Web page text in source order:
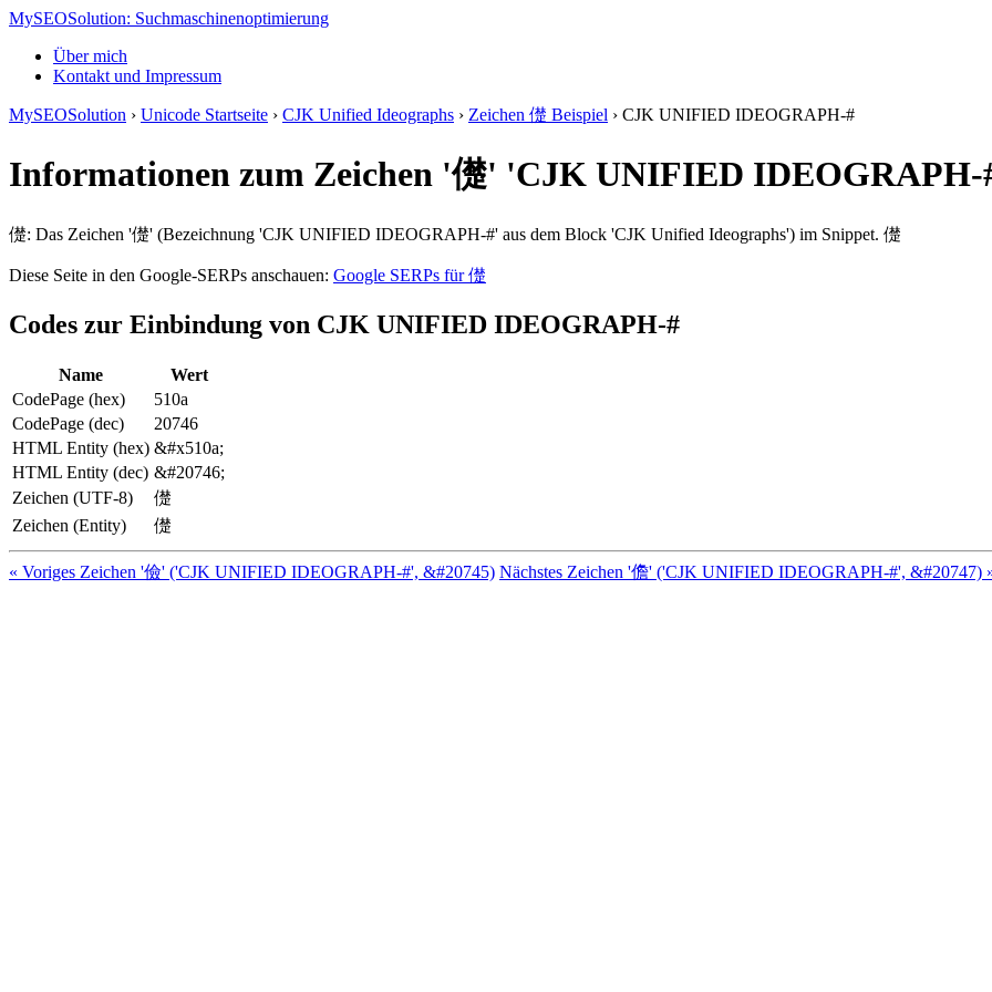
MySEOSolution: Suchmaschinenoptimierung
Über mich
Kontakt und Impressum
MySEOSolution › Unicode Startseite › CJK Unified Ideographs › Zeichen 儊 Beispiel › CJK UNIFIED IDEOGRAPH-#
Informationen zum Zeichen '儊' 'CJK UNIFIED IDEOGRAPH-
儊: Das Zeichen '儊' (Bezeichnung 'CJK UNIFIED IDEOGRAPH-#' aus dem Block 'CJK Unified Ideographs') im Snippet. 儊
Diese Seite in den Google-SERPs anschauen: Google SERPs für 儊
Codes zur Einbindung von CJK UNIFIED IDEOGRAPH-#
Name
Wert
CodePage (hex)
510a
CodePage (dec)
20746
HTML Entity (hex) &#x510a;
HTML Entity (dec) &#20746;
Zeichen (UTF-8)
儊
Zeichen (Entity)
儊
« Voriges Zeichen '儉' ('CJK UNIFIED IDEOGRAPH-#', &#20745) Nächstes Zeichen '儋' ('CJK UNIFIED IDEOGRAPH-#', &#20747)